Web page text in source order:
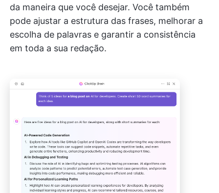
da maneira que você desejar. Você também
pode ajustar a estrutura das frases, melhorar a
escolha de palavras e garantir a consistência
em toda a sua redação.